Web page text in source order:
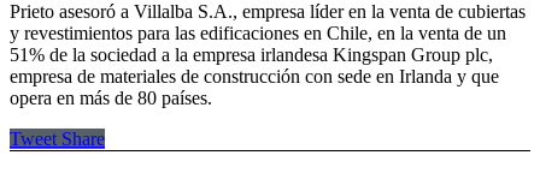
Prieto asesoró a Villalba S.A., empresa líder en la venta de cubiertas
y revestimientos para las edificaciones en Chile, en la venta de un
51% de la sociedad a la empresa irlandesa Kingspan Group plc,
empresa de materiales de construcción con sede en Irlanda y que
opera en más de 80 países.
Tweet Share